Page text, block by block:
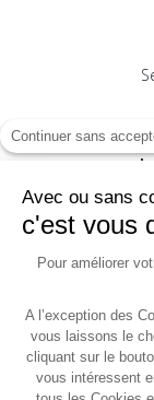
Conditions
Continuer sans
Avec ou sans
c'est vous
Pour améliorer
A l’exception des
vous laissons le
cliquant sur le
vous intéressent